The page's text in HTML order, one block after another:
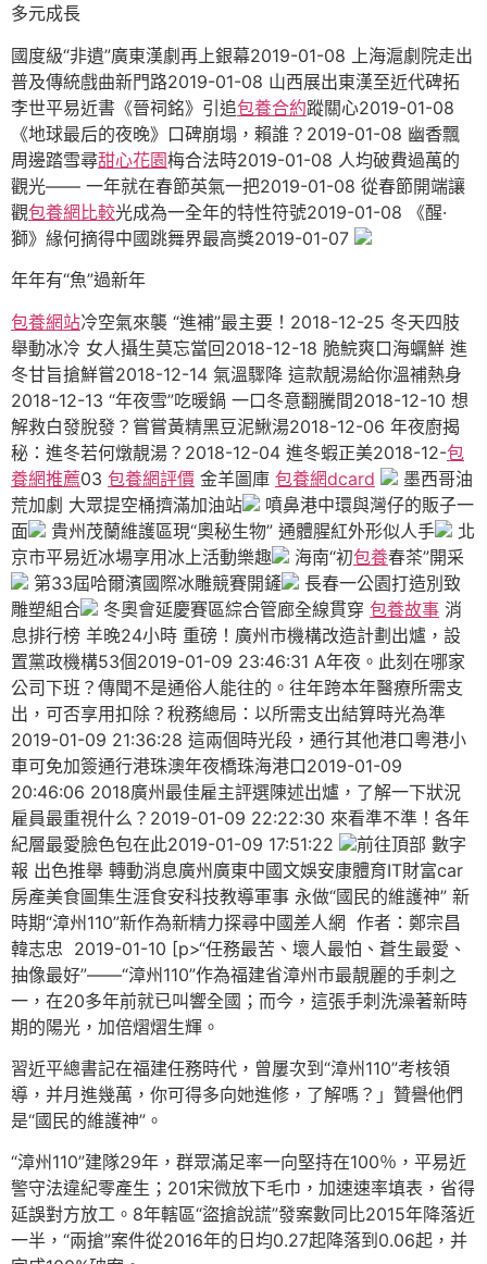
多元成長
國度級“非遺”廣東漢劇再上銀幕2019-01-08 上海滬劇院走出
普及傳統戲曲新門路2019-01-08 山西展出東漢至近代碑拓
李世平易近書《晉祠銘》引追包養合約蹤關心2019-01-08
《地球最后的夜晚》口碑崩塌，賴誰？2019-01-08 幽香飄
周邊踏雪尋甜心花園梅合法時2019-01-08 人均破費過萬的
觀光—— 一年就在春節英氣一把2019-01-08 從春節開端讓
觀包養網比較光成為一全年的特性符號2019-01-08 《醒·
獅》緣何摘得中國跳舞界最高獎2019-01-07
年年有“魚”過新年
包養網站冷空氣來襲 “進補”最主要！2018-12-25 冬天四肢
舉動冰冷 女人攝生莫忘當回2018-12-18 脆鯇爽口海蠣鮮 進
冬甘旨搶鮮嘗2018-12-14 氣溫驟降 這款靚湯給你溫補熱身
2018-12-13 “年夜雪”吃暖鍋 一口冬意翻騰間2018-12-10 想
解救白發脫發？嘗嘗黃精黑豆泥鰍湯2018-12-06 年夜廚揭
秘：進冬若何燉靚湯？2018-12-04 進冬蝦正美2018-12-包
養網推薦03 包養網評價 金羊圖庫 包養網dcard
墨西哥油
荒加劇 大眾提空桶擠滿加油站
噴鼻港中環與灣仔的販子一
面
貴州茂蘭維護區現“奧秘生物” 通體腥紅外形似人手
北
京市平易近冰場享用冰上活動樂趣
海南“初包養春茶”開采
第33屆哈爾濱國際冰雕競賽開鏟
長春一公園打造別致
雕塑組合
冬奧會延慶賽區綜合管廊全線貫穿 包養故事 消
息排行榜 羊晚24小時 重磅！廣州市機構改造計劃出爐，設
置黨政機構53個2019-01-09 23:46:31 A年夜。此刻在哪家
公司下班？傳聞不是通俗人能往的。往年跨本年醫療所需支
出，可否享用扣除？稅務總局：以所需支出結算時光為準
2019-01-09 21:36:28 這兩個時光段，通行其他港口粵港小
車可免加簽通行港珠澳年夜橋珠海港口2019-01-09
20:46:06 2018廣州最佳雇主評選陳述出爐，了解一下狀況
雇員最重視什么？2019-01-09 22:22:30 來看準不準！各年
紀層最愛臉色包在此2019-01-09 17:51:22
前往頂部 數字
報 出色推舉 轉動消息廣州廣東中國文娛安康體育IT財富car
房產美食圖集生涯食安科技教導軍事 永做“國民的維護神” 新
時期“漳州110”新作為新精力探尋中國差人網 作者：鄭宗昌
韓志忠 2019-01-10 [p>“任務最苦、壞人最怕、蒼生最愛、
抽像最好”——“漳州110”作為福建省漳州市最靚麗的手刺之
一，在20多年前就已叫響全國；而今，這張手刺洗澡著新時
期的陽光，加倍熠熠生輝。
習近平總書記在福建任務時代，曾屢次到“漳州110”考核領
導，并月進幾萬，你可得多向她進修，了解嗎？」贊譽他們
是“國民的維護神”。
“漳州110”建隊29年，群眾滿足率一向堅持在100％，平易近
警守法違紀零產生；201宋微放下毛巾，加速速率填表，省得
延誤對方放工。8年轄區“盜搶說謊”發案數同比2015年降落近
一半，“兩搶”案件從2016年的日均0.27起降落到0.06起，并